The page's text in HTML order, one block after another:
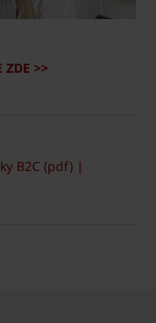
ZDE >>
B2C (pdf) |